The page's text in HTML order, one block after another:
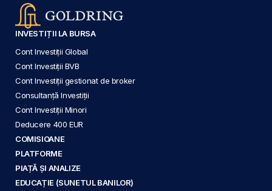
INVESTIȚII LA BURSA
Cont Investiții Global
Cont Investiții BVB
Cont Investiții gestionat de broker
Consultanță Investiții
Cont Investiții Minori
Deducere 400 EUR
COMISIOANE
PLATFORME
PIAȚĂ ȘI ANALIZE
EDUCAȚIE (SUNETUL BANILOR)